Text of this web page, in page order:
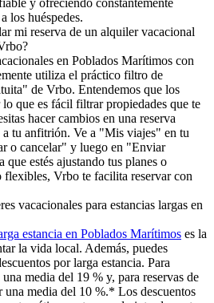
y ofreciendo constantemente
los huéspedes.
mi reserva de un alquiler vacacional
en Poblados Marítimos con
utiliza el práctico filtro de
de Vrbo. Entendemos que los
que es fácil filtrar propiedades que te
hacer cambios en una reserva
a tu anfitrión. Ve a "Mis viajes" en tu
o cancelar" y luego en "Enviar
que estés ajustando tus planes o
flexibles, Vrbo te facilita reservar con
vacacionales para estancias largas en
estancia en Poblados Marítimos es la
la vida local. Además, puedes
por larga estancia. Para
media del 19 % y, para reservas de
una media del 10 %.* Los descuentos